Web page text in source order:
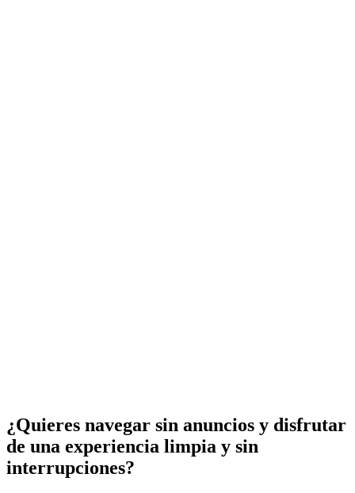
¿Quieres navegar sin anuncios y disfrutar
de una experiencia limpia y sin
interrupciones?